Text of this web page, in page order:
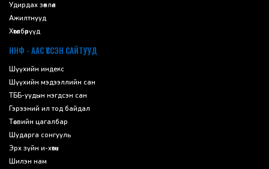
Удирдах зөвлөл
Ажилтнууд
Хөтөлбөрүүд
ННФ - ААС ҮҮССЭН САЙТУУД
Шүүхийн индекс
Шүүхийн мэдээллийн сан
ТББ-уудын нэгдсэн сан
Гэрээний ил тод байдал
Төсвийн цагалбар
Шударга сонгууль
Эрх зүйн и-хөтөч
Шилэн нам